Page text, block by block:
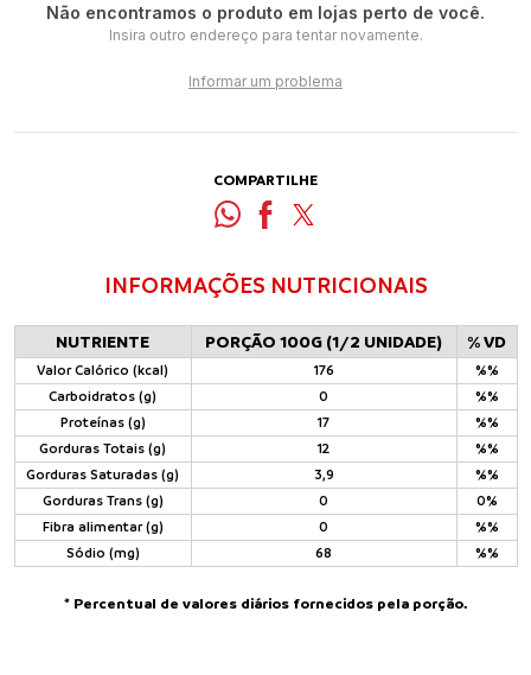
Não encontramos o produto em lojas perto de você.
Insira outro endereço para tentar novamente.
Informar um problema
COMPARTILHE
INFORMAÇÕES NUTRICIONAIS
NUTRIENTE PORÇÃO 100G (1/2 UNIDADE) % VD
Valor Calórico (kcal) 176
%%
Carboidratos (g)
0
%%
Proteínas (g)
17
%%
Gorduras Totais (g)
12
%%
Gorduras Saturadas (g)
3,9
%%
Gorduras Trans (g)
0
0%
Fibra alimentar (g)
0
%%
Sódio (mg)
68 %%
* Percentual de valores diários fornecidos pela porção.